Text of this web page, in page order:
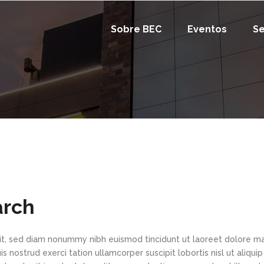
Sobre BEC Eventos
sed diam nonummy nibh euismod tincidunt ut laoreet dolore
nostrud exerci tation ullamcorper suscipit lobortis nisl ut